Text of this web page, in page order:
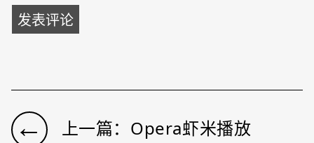
←
上一篇：Opera虾米播放